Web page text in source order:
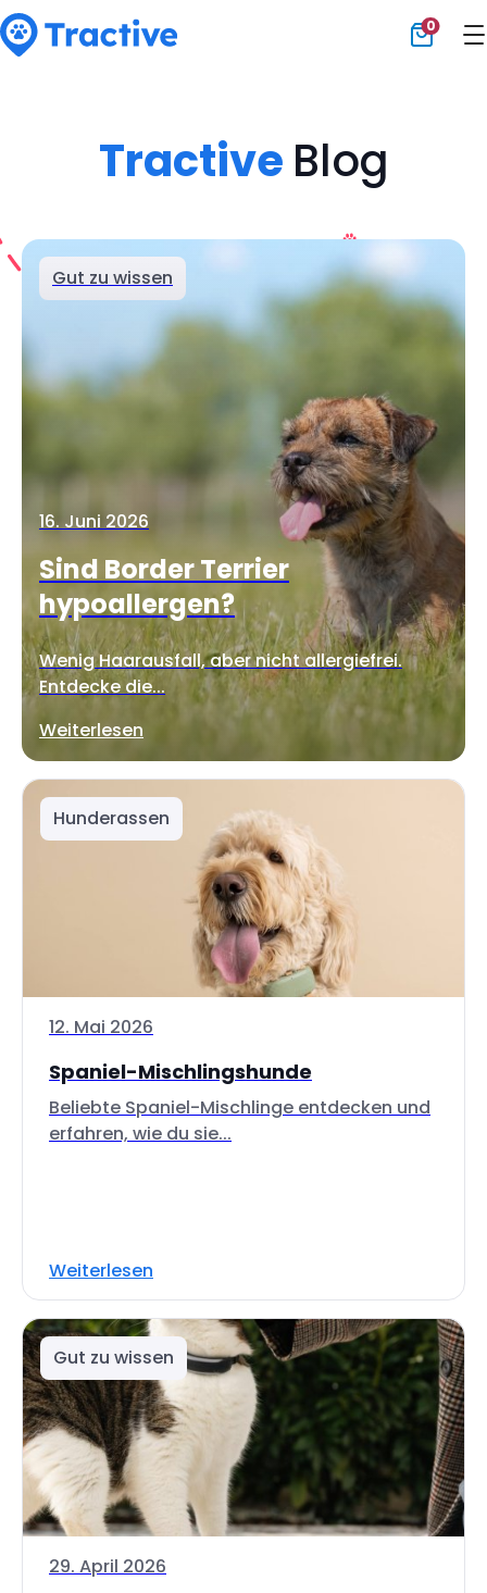
0
Tractive Blog
Gut zu wissen
16. Juni 2026
Sind Border Terrier
hypoallergen?
Wenig Haarausfall, aber nicht allergiefrei.
Entdecke die...
Weiterlesen
Hunderassen
12. Mai 2026
Spaniel-Mischlingshunde
Beliebte Spaniel-Mischlinge entdecken und
erfahren, wie du sie...
Weiterlesen
Gut zu wissen
29. April 2026